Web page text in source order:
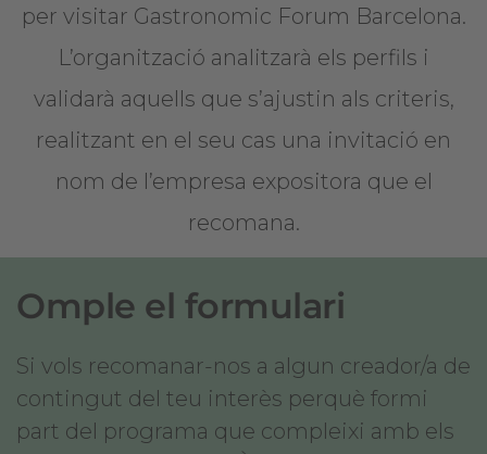
per visitar Gastronomic Forum Barcelona.
L’organització analitzarà els perfils i
validarà aquells que s’ajustin als criteris,
realitzant en el seu cas una invitació en
nom de l’empresa expositora que el
recomana.
Omple el formulari
Si vols recomanar-nos a algun creador/a de
contingut del teu interès perquè formi
part del programa que compleixi amb els